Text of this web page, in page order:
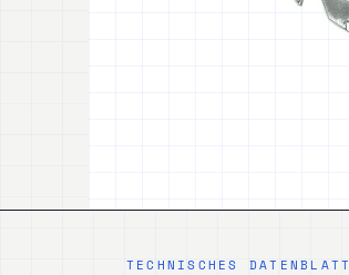
TECHNISCHES DATENBLATT